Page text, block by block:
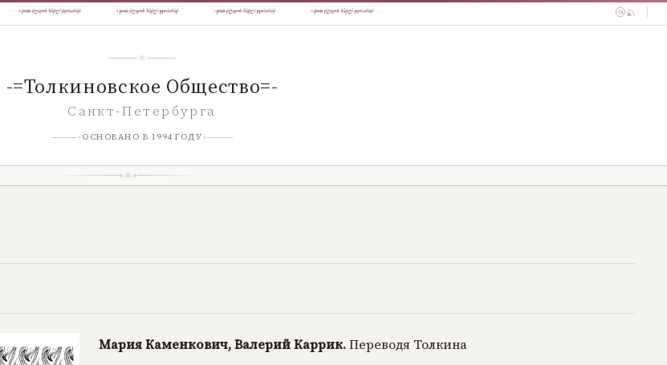
-=Толкиновское Общество=-
Санкт-Петербурга
ОСНОВАНО В 1994 ГОДУ
Мария Каменкович, Валерий Каррик.Переводя Толкина